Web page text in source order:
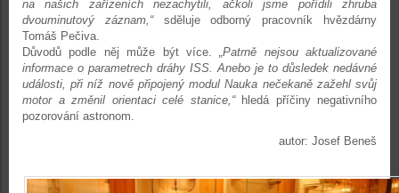
na našich zařízeních nezachytili, ačkoli jsme pořídili zhruba
dvouminutový záznam,“sděluje odborný pracovník hvězdárny
Tomáš Pečiva.
Důvodů podle něj může být více. „Patrně nejsou aktualizované
informace o parametrech dráhy ISS. Anebo je to důsledek nedávné
události, při níž nově připojený modul Nauka nečekaně zažehl svůj
motor a změnil orientaci celé stanice,“ hledá příčiny negativního
pozorování astronom.
autor: Josef Beneš